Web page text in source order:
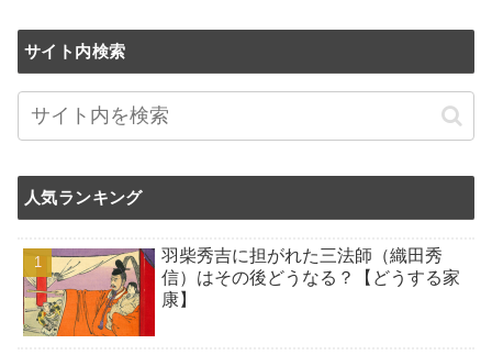
サイト内検索
人気ランキング
羽柴秀吉に担がれた三法師（織田秀
信）はその後どうなる？【どうする家
康】